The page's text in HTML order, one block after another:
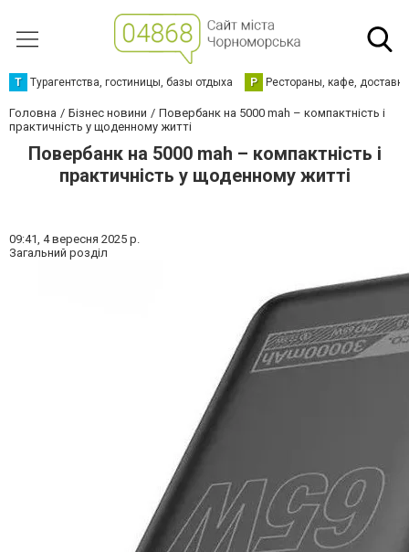
Т Турагентства, гостиницы, базы отдыха Р Рестораны, кафе,
Головна Бізнес новини
Повербанк на 5000 mah – компактність і
практичність у щоденному житті
Повербанк на 5000 mah – компактність і
практичність у щоденному житті
09:41, 4 вересня 2025 р.
Загальний розділ